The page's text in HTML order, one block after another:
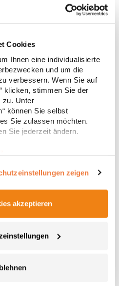
Cookies
Ihnen eine individualisierte
und um die
verbessern. Wenn Sie auf
klicken, stimmen Sie der
zu. Unter
können Sie selbst
Sie zulassen möchten.
Sie jederzeit ändern.
zeigen
akzeptieren
Stellen Neutrales
Veredelung/Personalisierung
Aufgesetzte
Verzugkontrolle Weicher,
Ltd. Narcisova 1 821 01
ab16,05 € *
Versandkosten *